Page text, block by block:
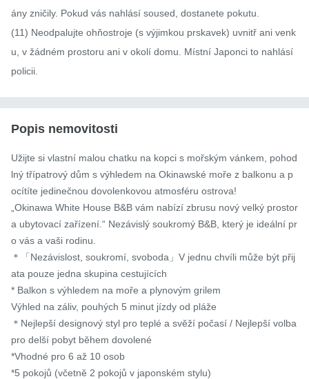
ány zničily. Pokud vás nahlásí soused, dostanete pokutu.
(11) Neodpalujte ohňostroje (s výjimkou prskavek) uvnitř ani venk
u, v žádném prostoru ani v okolí domu. Místní Japonci to nahlásí
policii.
Popis nemovitosti
Užijte si vlastní malou chatku na kopci s mořským vánkem, pohod
lný třípatrový dům s výhledem na Okinawské moře z balkonu a p
ocítíte jedinečnou dovolenkovou atmosféru ostrova!
„Okinawa White House B&B vám nabízí zbrusu nový velký prostor
a ubytovací zařízení.“ Nezávislý soukromý B&B, který je ideální pr
o vás a vaši rodinu.
＊「Nezávislost, soukromí, svoboda」V jednu chvíli může být přij
ata pouze jedna skupina cestujících
* Balkon s výhledem na moře a plynovým grilem
Výhled na záliv, pouhých 5 minut jízdy od pláže
＊Nejlepší designový styl pro teplé a svěží počasí / Nejlepší volba
pro delší pobyt během dovolené
*Vhodné pro 6 až 10 osob
*5 pokojů (včetně 2 pokojů v japonském stylu)